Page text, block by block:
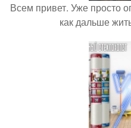
Всем привет. Уже просто
как дальше